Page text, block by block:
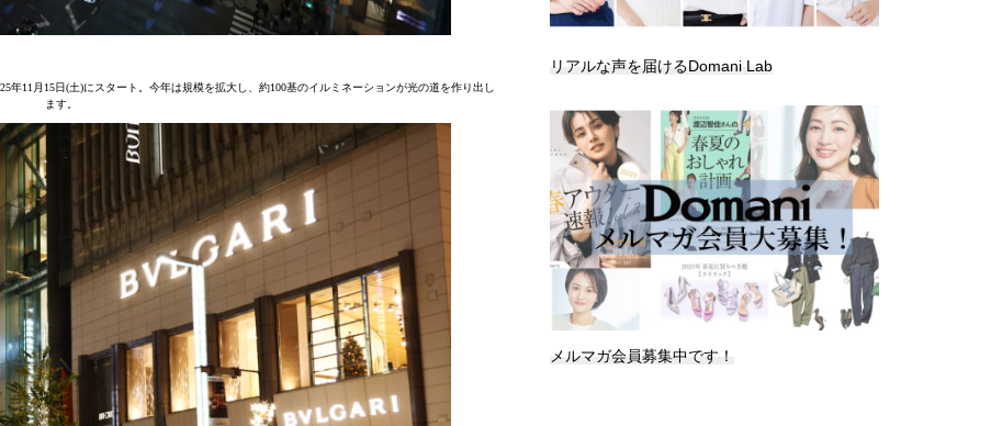
年11月15日(土)にスタート。今年は規模を拡大し、約100基のイルミネーションが光の道を作り出し
ます。
リアルな声を届けるDomani Lab
メルマガ会員募集中です！